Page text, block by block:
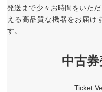
発送まで少々お時間をいた
える高品質な機器をお届け
す。
中古
Ticket